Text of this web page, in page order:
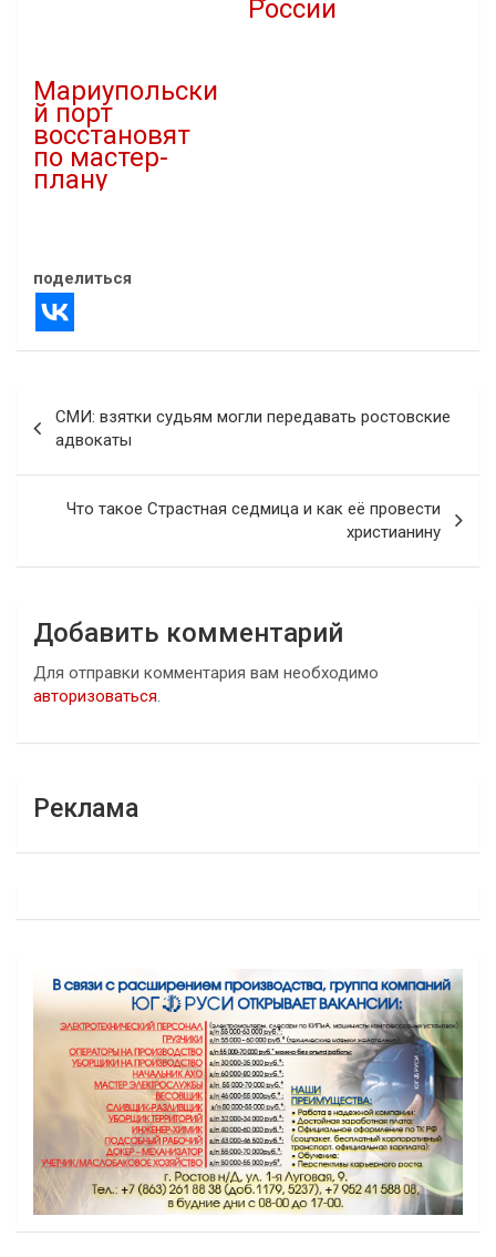
России
Мариупольски
й порт
восстановят
по мастер-
плану
поделиться
по
записям
СМИ: взятки судьям могли передавать ростовские
адвокаты
Что такое Страстная седмица и как её провести
христианину
Добавить комментарий
Для отправки комментария вам необходимо
авторизоваться.
Реклама